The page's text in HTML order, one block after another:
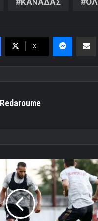
ΚΑΝΑΔΑΣ
X
Redaroume